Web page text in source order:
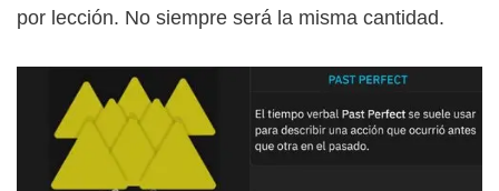
por lección. No siempre será la misma cantidad.